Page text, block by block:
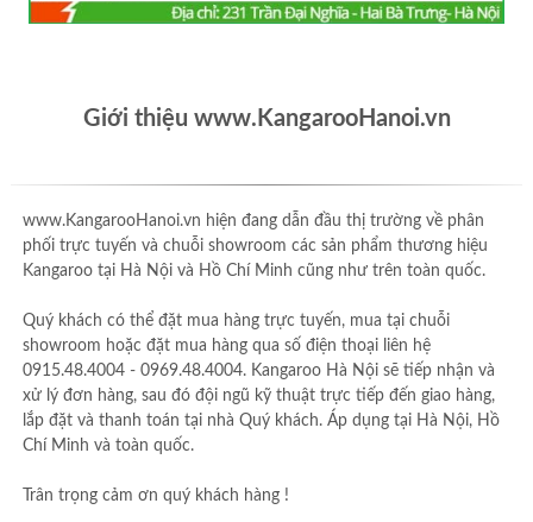
Giới thiệu www.KangarooHanoi.vn
www.KangarooHanoi.vn hiện đang dẫn đầu thị trường về phân
phối trực tuyến và chuỗi showroom các sản phẩm thương hiệu
Kangaroo tại Hà Nội và Hồ Chí Minh cũng như trên toàn quốc.
Quý khách có thể đặt mua hàng trực tuyến, mua tại chuỗi
showroom hoặc đặt mua hàng qua số điện thoại liên hệ
0915.48.4004 - 0969.48.4004. Kangaroo Hà Nội sẽ tiếp nhận và
xử lý đơn hàng, sau đó đội ngũ kỹ thuật trực tiếp đến giao hàng,
lắp đặt và thanh toán tại nhà Quý khách. Áp dụng tại Hà Nội, Hồ
Chí Minh và toàn quốc.
Trân trọng cảm ơn quý khách hàng !